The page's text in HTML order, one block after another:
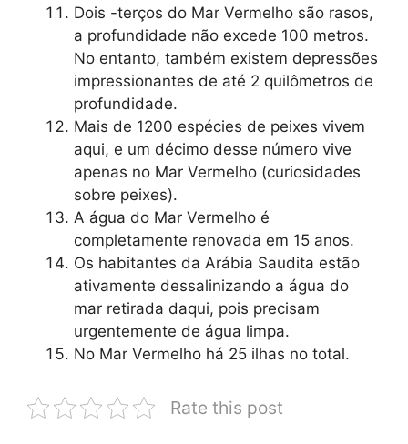
Dois -terços do Mar Vermelho são rasos,
a profundidade não excede 100 metros.
No entanto, também existem depressões
impressionantes de até 2 quilômetros de
profundidade.
Mais de 1200 espécies de peixes vivem
aqui, e um décimo desse número vive
apenas no Mar Vermelho (curiosidades
sobre peixes).
A água do Mar Vermelho é
completamente renovada em 15 anos.
Os habitantes da Arábia Saudita estão
ativamente dessalinizando a água do
mar retirada daqui, pois precisam
urgentemente de água limpa.
No Mar Vermelho há 25 ilhas no total.
Rate this post